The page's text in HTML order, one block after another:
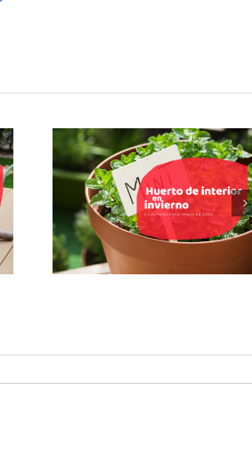
Huerto de interior en
invierno: cultivos fáciles
para tu cocina